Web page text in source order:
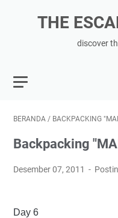
THE
discover
BERANDA / BACKPACKING
Backpacking
Desember 07, 2011
Day 6